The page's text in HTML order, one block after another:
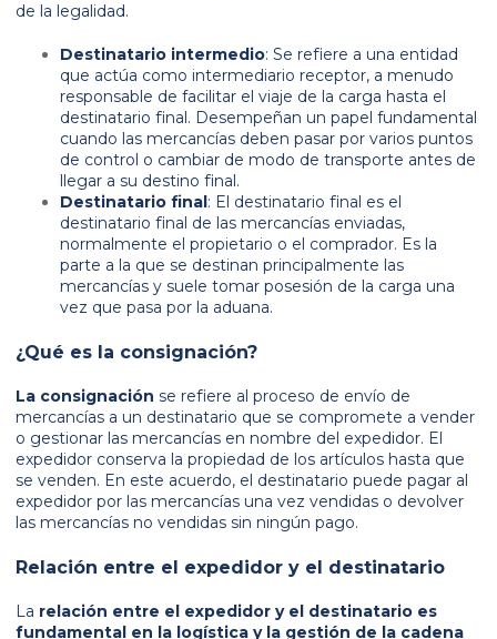
de la legalidad.
Destinatario intermedio: Se refiere a una entidad
que actúa como intermediario receptor, a menudo
responsable de facilitar el viaje de la carga hasta el
destinatario final. Desempeñan un papel fundamental
cuando las mercancías deben pasar por varios puntos
de control o cambiar de modo de transporte antes de
llegar a su destino final.
Destinatario final: El destinatario final es el
destinatario final de las mercancías enviadas,
normalmente el propietario o el comprador. Es la
parte a la que se destinan principalmente las
mercancías y suele tomar posesión de la carga una
vez que pasa por la aduana.
¿Qué es la consignación?
La consignación se refiere al proceso de envío de
mercancías a un destinatario que se compromete a vender
o gestionar las mercancías en nombre del expedidor. El
expedidor conserva la propiedad de los artículos hasta que
se venden. En este acuerdo, el destinatario puede pagar al
expedidor por las mercancías una vez vendidas o devolver
las mercancías no vendidas sin ningún pago.
Relación entre el expedidor y el destinatario
La relación entre el expedidor y el destinatario es
fundamental en la logística y la gestión de la cadena